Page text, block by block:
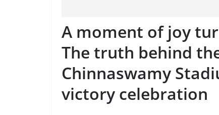
A moment of joy
The truth behind
Chinnaswamy
victory celebration